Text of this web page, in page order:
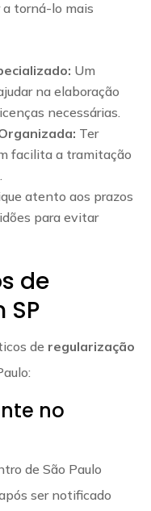
a torná-lo mais
Um
na elaboração
necessárias.
Ter
facilita a tramitação
atento aos prazos
para evitar
de
de regularização
no
de São Paulo
ser notificado